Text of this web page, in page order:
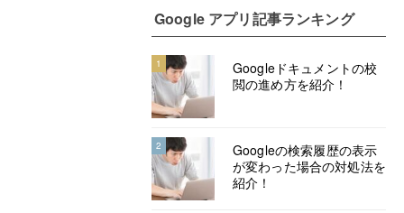
Google アプリ記事ランキング
1
Googleドキュメントの校
閲の進め方を紹介！
2
Googleの検索履歴の表示
が変わった場合の対処法を
紹介！